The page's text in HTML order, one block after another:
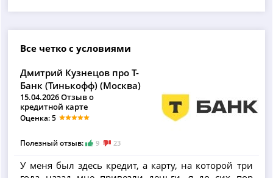
Все четко с условиями
Дмитрий Кузнецов про Т-
Банк (Тинькофф) (Москва)
15.04.2026 Отзыв о
кредитной карте
Оценка: 5
Полезный отзыв: 9 23
У меня был здесь кредит, а карту, на которой три